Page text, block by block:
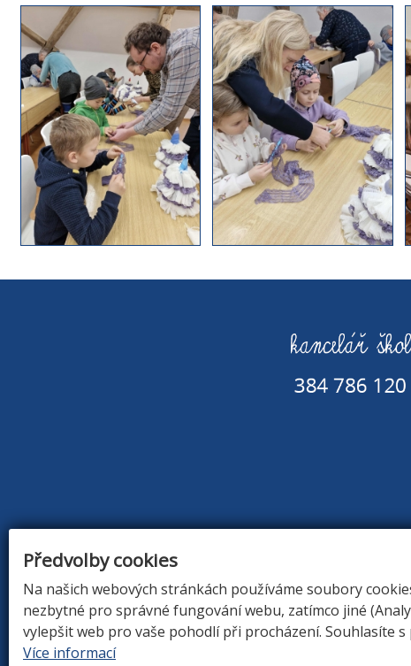
ÚVOD|O
Předvolby cookies
Na našich webových stránkách používáme soubory
nezbytné pro správné fungování webu, zatímco jiné
vylepšit web pro vaše pohodlí při procházení. Souhlasíte s
Více informací